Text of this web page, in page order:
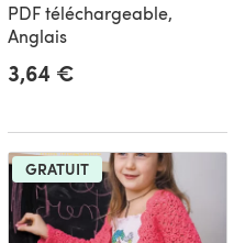
PDF téléchargeable,
Anglais
3,64 €
GRATUIT